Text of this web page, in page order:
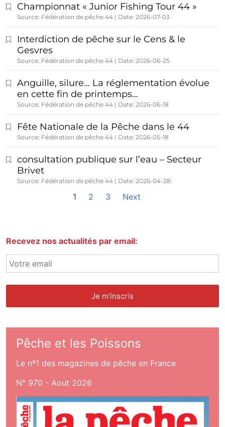
Championnat « Junior Fishing Tour 44 »
Source: Fédération de pêche 44 Date: 2026-07-03
Interdiction de pêche sur le Cens & le
Gesvres
Source: Fédération de pêche 44 Date: 2026-06-25
Anguille, silure… La réglementation évolue
en cette fin de printemps…
Source: Fédération de pêche 44 Date: 2026-06-18
Fête Nationale de la Pêche dans le 44
Source: Fédération de pêche 44 Date: 2026-05-18
consultation publique sur l’eau – Secteur
Brivet
Source: Fédération de pêche 44 Date: 2026-04-28
1 2 3 Next
Recevez nos actualités par email:
Pêche et les Poissons
Le nº1 des magazines de pêche en France
N° 970 - Aout 2026